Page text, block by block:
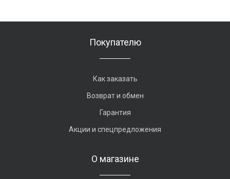
Покупателю
Как заказать
Возврат и обмен
Гарантия
Акции и спецпредложения
О магазине